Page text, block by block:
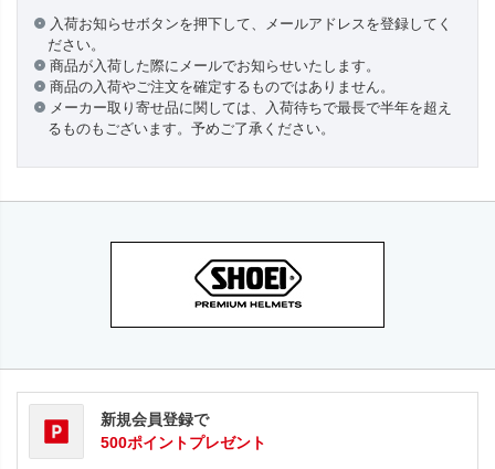
入荷お知らせボタンを押下して、メールアドレスを登録してく
ださい。
商品が入荷した際にメールでお知らせいたします。
商品の入荷やご注文を確定するものではありません。
メーカー取り寄せ品に関しては、入荷待ちで最長で半年を超え
るものもございます。予めご了承ください。
新規会員登録で
500ポイントプレゼント